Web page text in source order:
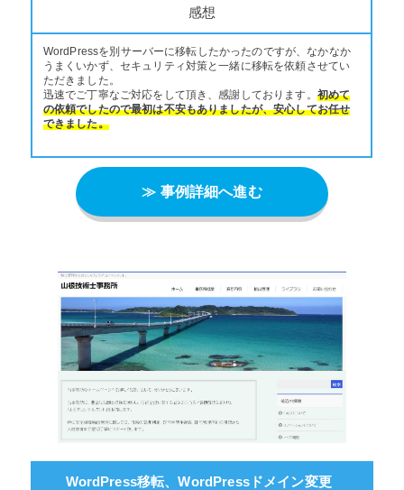
感想
WordPressを別サーバーに移転したかったのですが、なかなか
うまくいかず、セキュリティ対策と一緒に移転を依頼させてい
ただきました。
迅速でご丁寧なご対応をして頂き、感謝しております。 初めて
の依頼でしたので最初は不安もありましたが、安心してお任せ
できました。
≫ 事例詳細へ進む
WordPress移転、WordPressドメイン変更